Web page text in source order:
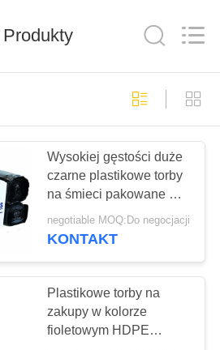
Produkty
Wysokiej gęstości duże
czarne plastikowe torby
na śmieci pakowane w
rolkę o
niestandardowym
negotiable MOQ:Do negocjacji
KONTAKT
Plastikowe torby na
zakupy w kolorze
fioletowym HDPE